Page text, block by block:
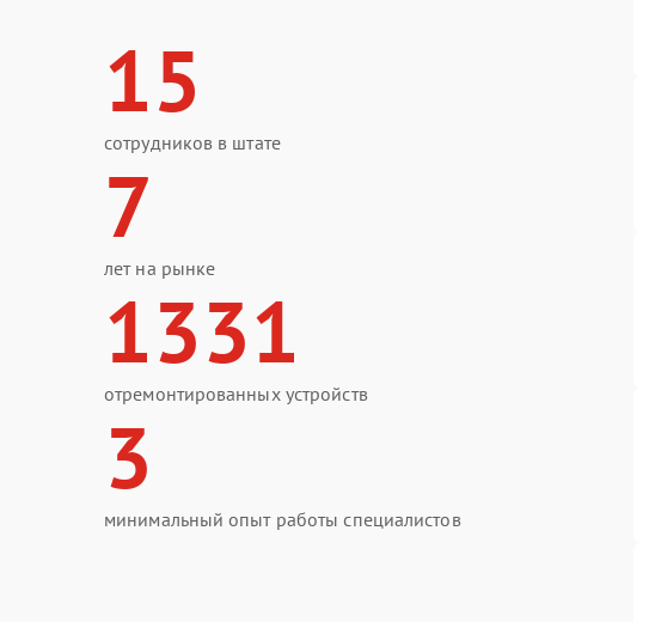
15
сотрудников в штате
7
лет на рынке
1331
отремонтированных устройств
3
минимальный опыт работы специалистов